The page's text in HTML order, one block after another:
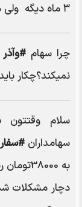
۳ ماه دیگه ولی دریغ از حتی پاسخ به تماس ممنون
چرا سهام #وآذر
نمیکند؟چکار
سلام
سهامداران#سفار
به
دچار مشکلات